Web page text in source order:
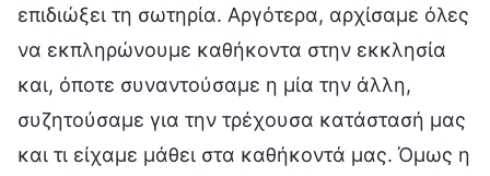
επιδιώξει τη σωτηρία. Αργότερα, αρχίσαμε όλες
να εκπληρώνουμε καθήκοντα στην εκκλησία
και, όποτε συναντούσαμε η μία την άλλη,
συζητούσαμε για την τρέχουσα κατάστασή μας
και τι είχαμε μάθει στα καθήκοντά μας. Όμως η